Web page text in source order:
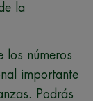
la
los números
importante
Podrás